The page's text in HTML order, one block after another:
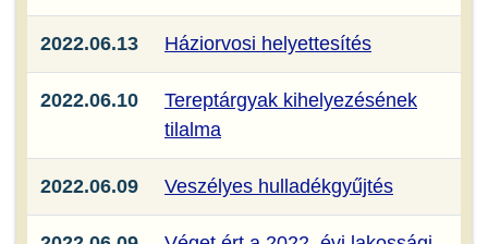
2022.06.13 Háziorvosi helyettesítés
2022.06.10
Tereptárgyak kihelyezésének
tilalma
2022.06.09 Veszélyes hulladékgyűjtés